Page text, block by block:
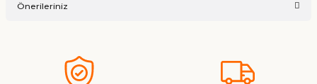
Önerileriniz
konularda yetersiz gördüğünüz noktaları öneri formunu
kullanarak tarafımıza iletebilirsiniz.